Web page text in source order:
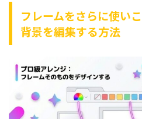
フレームをさらに使い
背景を編集する方法